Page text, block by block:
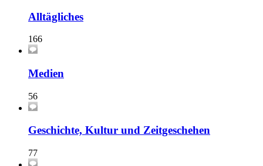
Alltägliches
166
Medien
56
Geschichte, Kultur und Zeitgeschehen
77